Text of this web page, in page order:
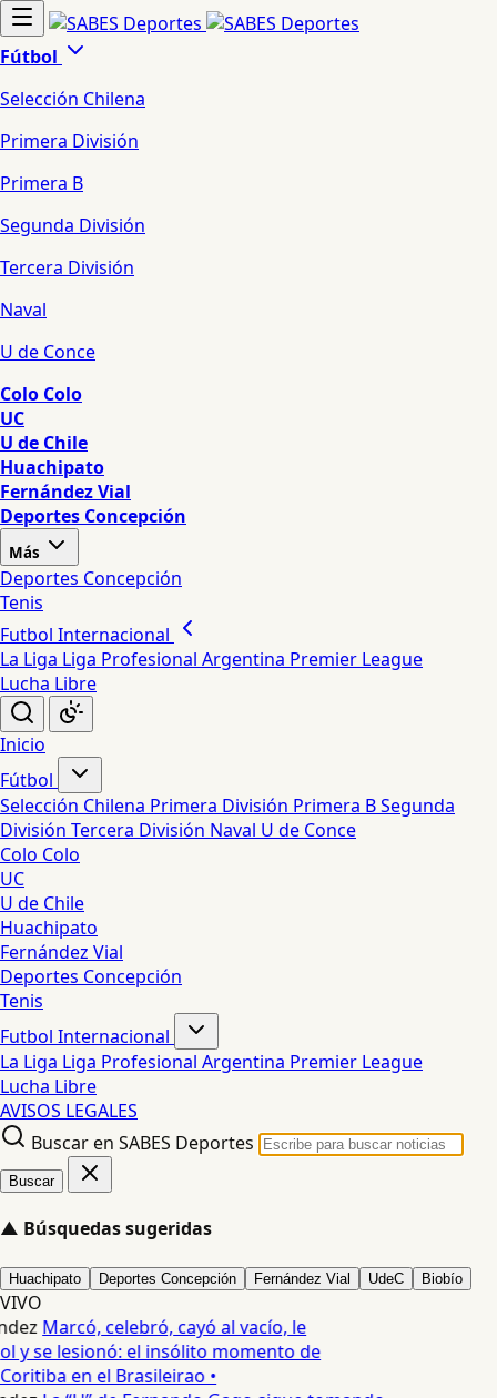
Fútbol
Selección Chilena
Primera División
Primera B
Segunda División
Tercera División
Naval
U de Conce
Colo Colo
UC
U de Chile
Huachipato
Fernández Vial
Deportes Concepción
Más
Deportes Concepción
Tenis
Futbol Internacional
La Liga Liga Profesional Argentina Premier League
Lucha Libre
Inicio
Fútbol
Selección Chilena Primera División Primera BSegunda
División Tercera División Naval U de Conce
Colo Colo
UC
U de Chile
Huachipato
Fernández Vial
Deportes Concepción
Tenis
Futbol Internacional
La Liga Liga Profesional Argentina Premier League
Lucha Libre
AVISOS LEGALES
Buscar en SABES Deportes
Buscar
▲ Búsquedas sugeridas
Huachipato Deportes Concepción Fernández Vial UdeC Biobío
VIVO
Marcó, celebró, cayó al vacío, le
y se lesionó: el insólito momento de
en el Brasileirao •